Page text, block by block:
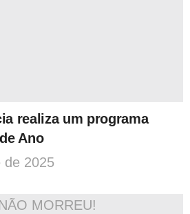
realiza um programa
Ano
de 2025